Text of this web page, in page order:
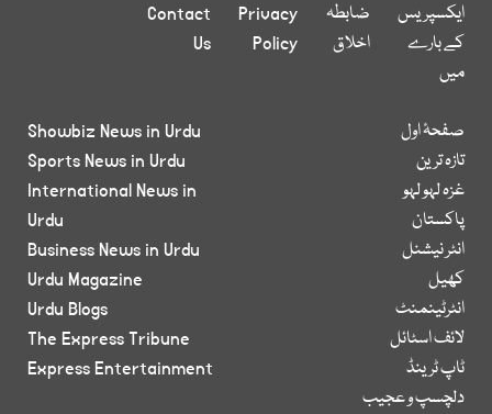
ایکسپریس
کے بارے
میں
ضابطہ
اخلاق
Privacy
Policy
Contact
Us
صفحۂ اول
تازہ ترین
غزہ لہو لہو
پاکستان
انٹر نیشنل
کھیل
انٹرٹینمنٹ
لائف اسٹائل
ٹاپ ٹرینڈ
دلچسپ و عجیب
Showbiz News in Urdu
Sports News in Urdu
International News in
Urdu
Business News in Urdu
Urdu Magazine
Urdu Blogs
The Express Tribune
Express Entertainment